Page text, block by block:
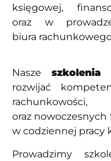
księgowej,
oraz w
biura
Nasze szkolenia
rozwijać
oraz
w codziennej pracy
Prowadzimy